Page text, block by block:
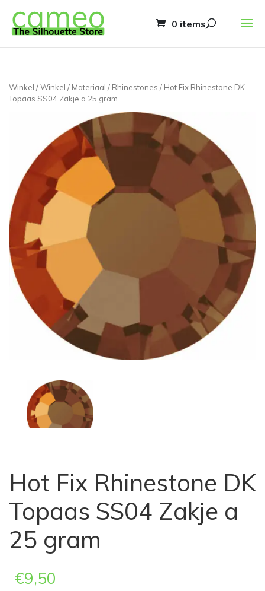
0 items
Winkel /Winkel / Materiaal / Rhinestones / Hot Fix Rhinestone DK
Topaas SS04 Zakje a 25 gram
Hot Fix Rhinestone DK
Topaas SS04 Zakje a
25 gram
€9,50